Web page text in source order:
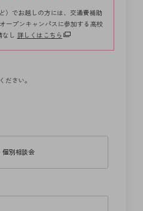
）でお越しの方には、交通費補助
ープンキャンパスに参加する高校
し 詳しくはこちら
ださい。